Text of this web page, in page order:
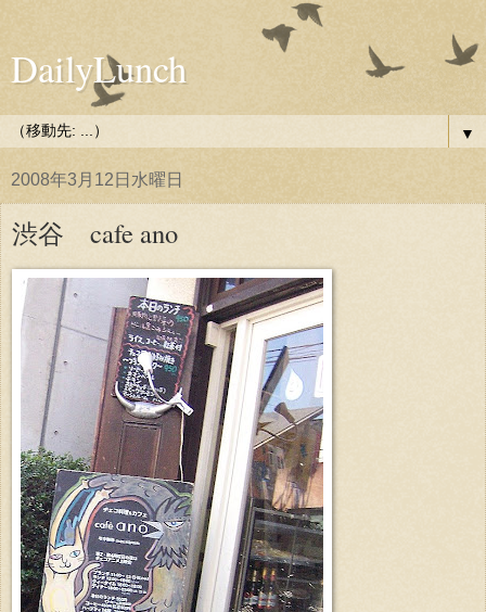
DailyLunch
▼
2008年3月12日水曜日
渋谷 cafe ano